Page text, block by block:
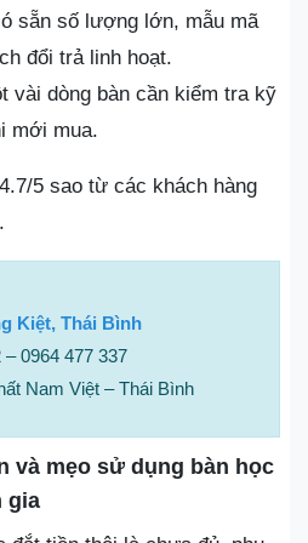
sẵn số lượng lớn, mẫu mã
đổi trả linh hoạt.
vài dòng bàn cần kiểm tra kỹ
mới mua.
4.7/5 sao từ các khách hàng
Kiệt, Thái Bình
0964 477 337
Nam Việt – Thái Bình
và mẹo sử dụng bàn học
gia